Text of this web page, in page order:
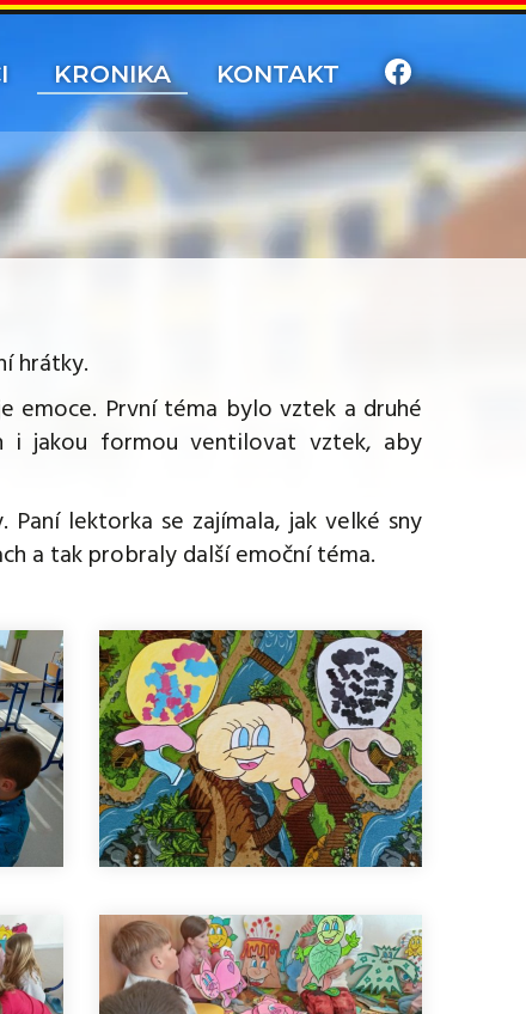
KRONIKA KONTAKT
hrátky.
emoce. První téma bylo vztek a druhé
i jakou formou ventilovat vztek, aby
lektorka se zajímala, jak velké sny
a tak probraly další emoční téma.